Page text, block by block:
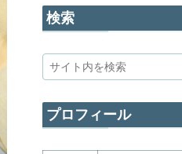
検索
プロフィール